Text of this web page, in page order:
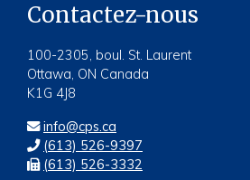
Contactez-nous
100-2305, boul. St. Laurent
Ottawa, ON Canada
K1G 4J8
info@cps.ca
(613) 526-9397
(613) 526-3332